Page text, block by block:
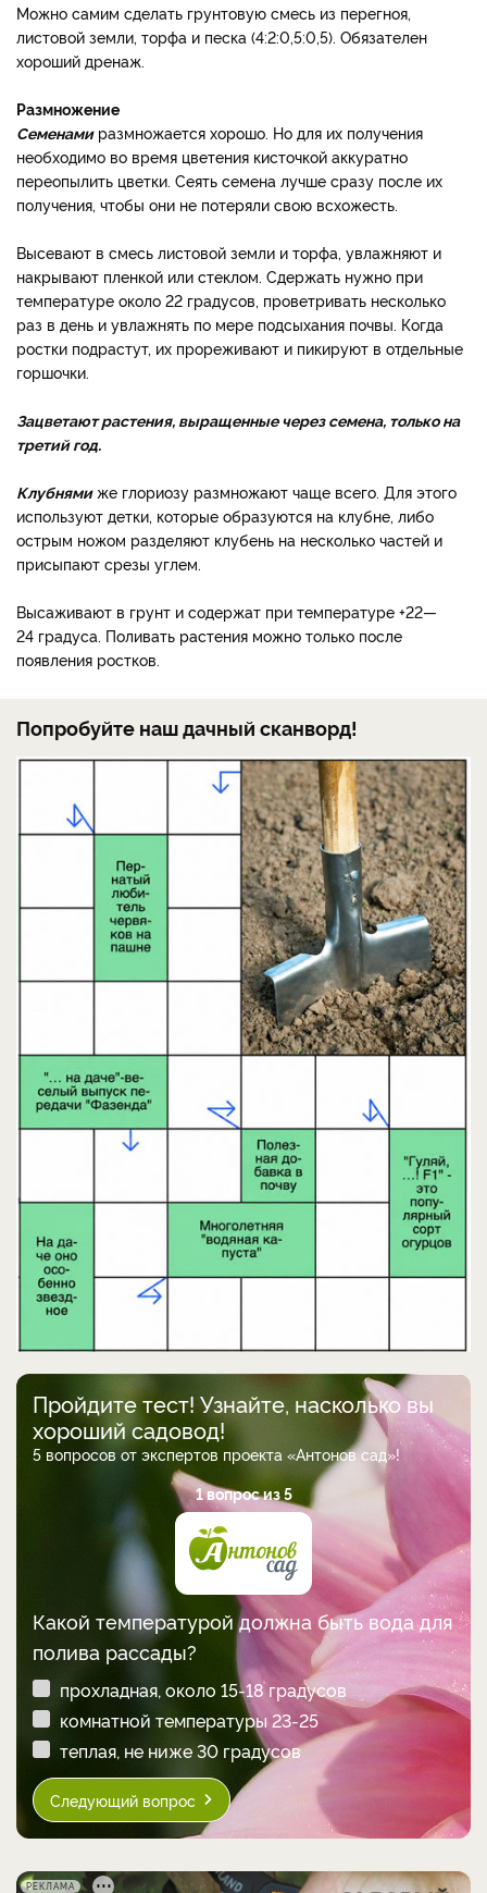
Можно самим сделать грунтовую смесь из перегноя,
листовой земли, торфа и песка (4:2:0,5:0,5). Обязателен
хороший дренаж.
Размножение
Семенамиразмножается хорошо. Но для их получения
необходимо во время цветения кисточкой аккуратно
переопылить цветки. Сеять семена лучше сразу после их
получения, чтобы они не потеряли свою всхожесть.
Высевают в смесь листовой земли и торфа, увлажняют и
накрывают пленкой или стеклом. Сдержать нужно при
температуре около 22 градусов, проветривать несколько
раз в день и увлажнять по мере подсыхания почвы. Когда
ростки подрастут, их прореживают и пикируют в отдельные
горшочки.
Зацветают растения, выращенные через семена, только на
третий год.
Клубнямиже глориозу размножают чаще всего. Для этого
используют детки, которые образуются на клубне, либо
острым ножом разделяют клубень на несколько частей и
присыпают срезы углем.
Высаживают в грунт и содержат при температуре +22—
24 градуса. Поливать растения можно только после
появления ростков.
Попробуйте наш дачный сканворд!
Пройдите тест! Узнайте, насколько вы
хороший садовод!
5 вопросов от экспертов проекта «Антонов сад»!
1 вопрос из 5
Какой температурой должна быть вода для
полива рассады?
прохладная, около 15-18 градусов
комнатной температуры 23-25
теплая, не ниже 30 градусов
Следующий вопрос
РЕКЛАМА